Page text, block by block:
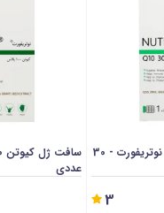
سافت ژل کیوتن 30 پلاس نوتریفورت - 30
3
عددی